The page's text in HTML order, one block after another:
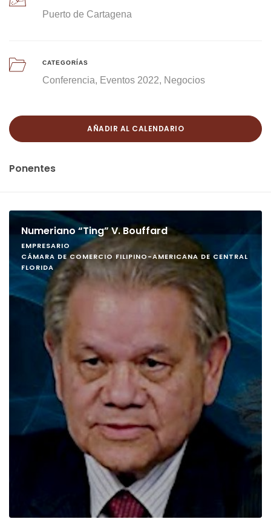
Puerto de Cartagena
CATEGORÍAS
Conferencia Eventos 2022 Negocios
AÑADIR AL CALENDARIO
Ponentes
Numeriano “Ting” V. Bouffard
EMPRESARIO
CÁMARA DE COMERCIO FILIPINO-AMERICANA DE CENTRAL
FLORIDA